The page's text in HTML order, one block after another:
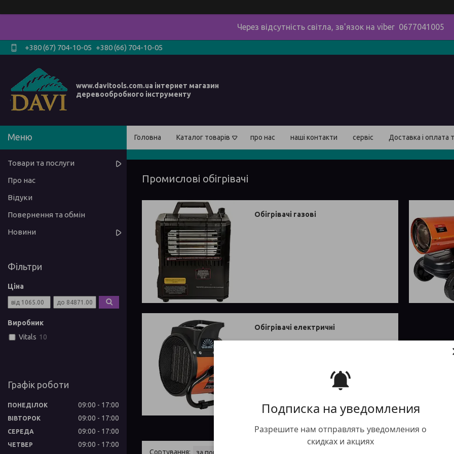
Подписка на уведомления
Разрешите нам отправлять уведомления о
скидках и акциях
Через відсутність світла, зв'язок на viber 0677041005
+380 (67) 704-10-05 +380 (66) 704-10-05
www.davitools.com.ua інтернет магазин
деревообробного інструменту
Головна Каталог товарів про нас наші контакти сервіс Доставка і оплата
Промислові обігрівачі
Обігрівачі газові
Обігрівачі електричні
Товари та послуги
Про нас
Відуки
Повернення та обмін
Новини
Фільтри
Ціна
Виробник
Vitals 10
Графік роботи
ПОНЕДІЛОК 09:00 17:00
ВІВТОРОК 09:00 17:00
СЕРЕДА 09:00 17:00
ЧЕТВЕР 09:00
17:00